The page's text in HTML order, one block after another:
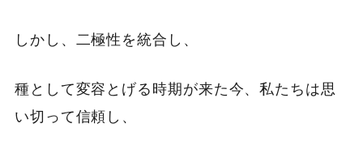
しかし、二極性を統合し、
種として変容とげる時期が来た今、私たちは思
い切って信頼し、